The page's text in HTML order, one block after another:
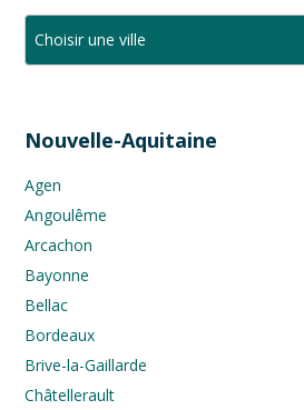
Nouvelle-Aquitaine
Agen
Angoulême
Arcachon
Bayonne
Bellac
Bordeaux
Brive-la-Gaillarde
Châtellerault